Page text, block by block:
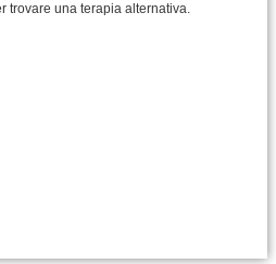
trovare una terapia alternativa.